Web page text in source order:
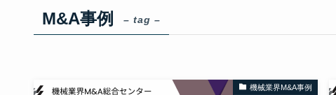
M&A事例 – tag –
機械業界M&A事例